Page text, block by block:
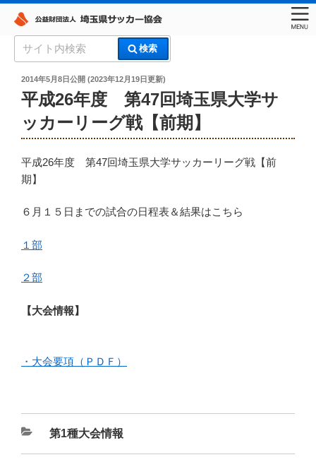
索:
検索
埼玉県サッカー協会
投
稿
2014年5月8日公開 (2023年12月19日更新)
平成26年度 第47回埼玉県大学サ
ッカーリーグ戦【前期】
平成26年度 第47回埼玉県大学サッカーリーグ戦【前
期】
６月１５日までの試合の日程表＆結果はこちら
１部
２部
【大会情報】
・大会要項（ＰＤＦ）
カ
テ
第1種大会情報